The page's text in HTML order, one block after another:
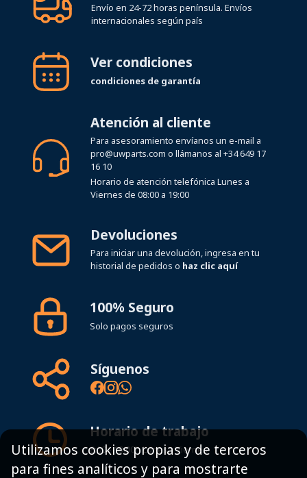
Envío en 24-72 horas península. Envíos
internacionales según país
Ver condiciones
condiciones de garantía
Atención al cliente
Para asesoramiento envíanos un e-mail a
pro@uwparts.com o llámanos al +34 649 17
16 10
Horario de atención telefónica Lunes a
Viernes de 08:00 a 19:00
Devoluciones
Para iniciar una devolución, ingresa en tu
historial de pedidos o haz clic aquí
100% Seguro
Solo pagos seguros
Síguenos
Horario de trabajo
8:00 - 19:00h Lunes - Viernes
Utilizamos cookies propias y de terceros
para fines analíticos y para mostrarte